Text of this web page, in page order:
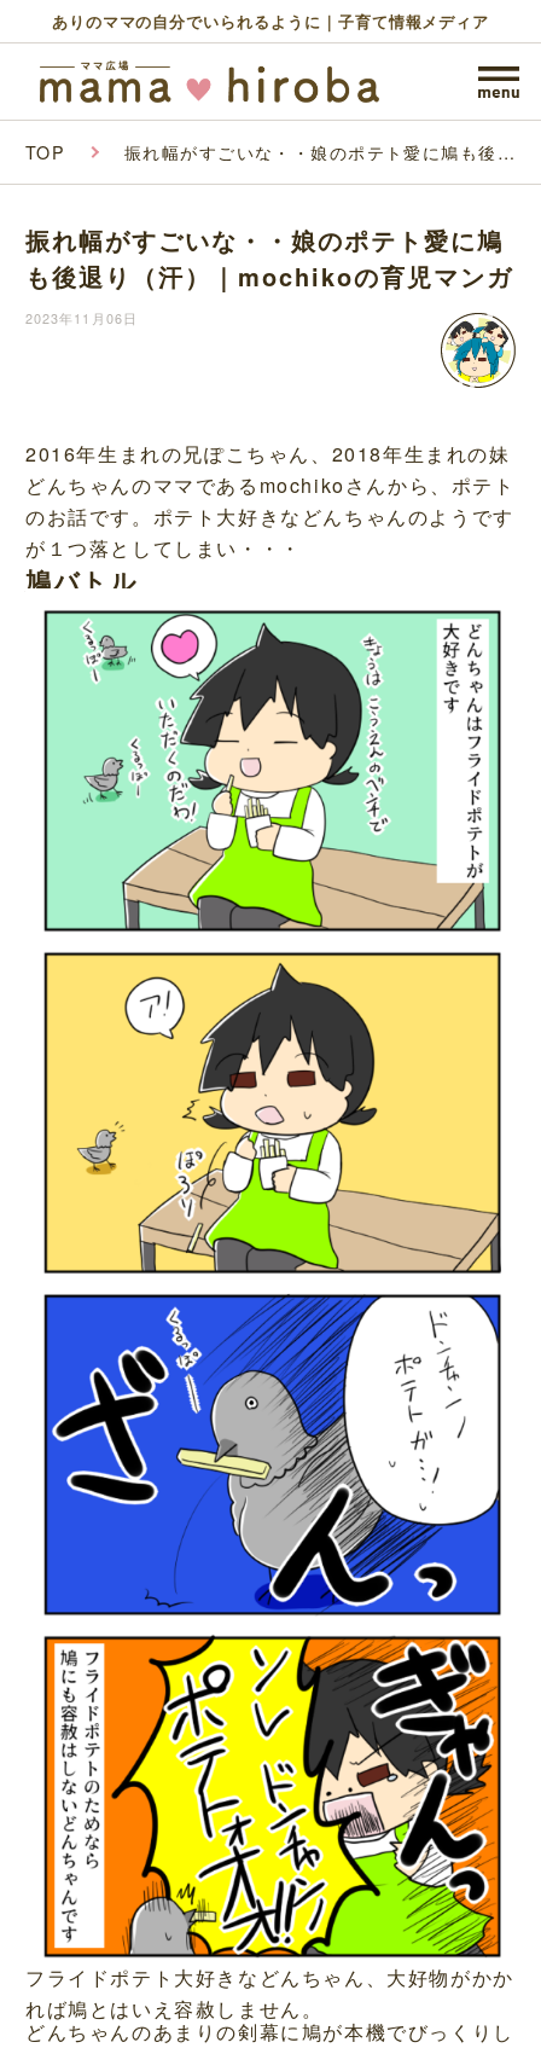
ありのママの自分でいられるように｜子育て情報メディア
TOP 振れ幅がすごいな・・娘のポテト愛に鳩も後退
振れ幅がすごいな・・娘のポテト愛に鳩
も後退り（汗）｜mochikoの育児マンガ
2023年11月06日
2016年生まれの兄ぽこちゃん、2018年生まれの妹
どんちゃんのママであるmochikoさんから、ポテト
のお話です。ポテト大好きなどんちゃんのようです
が１つ落としてしまい・・・
鳩バトル
フライドポテト大好きなどんちゃん、大好物がかか
れば鳩とはいえ容赦しません。
どんちゃんのあまりの剣幕に鳩が本機でびっくりし